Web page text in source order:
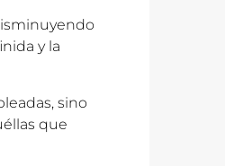
y la
sino
que